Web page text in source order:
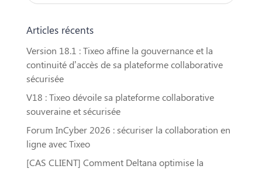
Articles récents
Version 18.1 : Tixeo affine la gouvernance et la
continuité d’accès de sa plateforme collaborative
sécurisée
V18 : Tixeo dévoile sa plateforme collaborative
souveraine et sécurisée
Forum InCyber 2026 : sécuriser la collaboration en
ligne avec Tixeo
[CAS CLIENT] Comment Deltana optimise la